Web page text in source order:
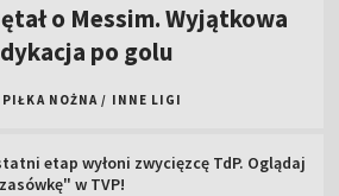
o Messim. Wyjątkowa
po golu
PIŁKA NOŻNA / INNE LIGI
etap wyłoni zwycięzcę TdP. Oglądaj
w TVP!